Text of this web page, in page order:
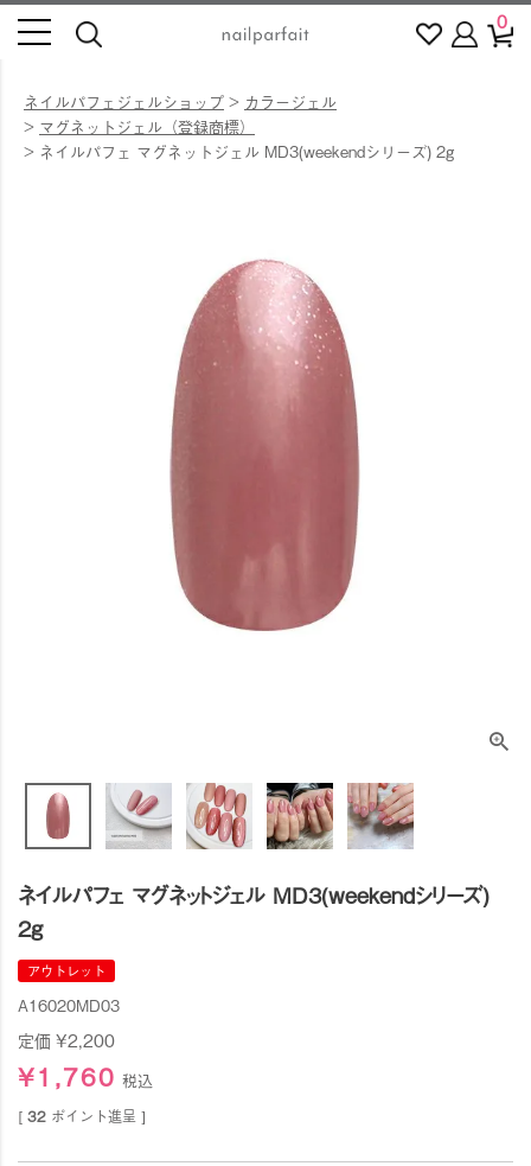
0
ネイルパフェジェルショップ
カラージェル
マグネットジェル（登録商標）
ネイルパフェ マグネットジェル MD3(weekendシリーズ) 2g
ネイルパフェ マグネットジェル MD3(weekendシリーズ)
2g
アウトレット
A16020MD03
定価¥2,200
¥1,760 税込
[ 32 ポイント進呈 ]